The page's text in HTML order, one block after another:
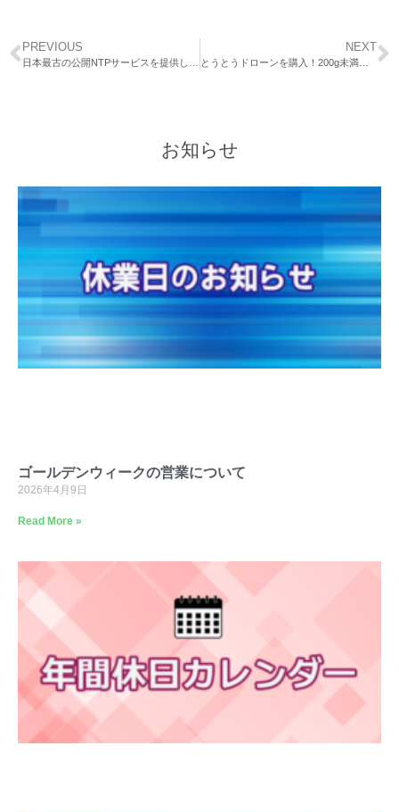
PREVIOUS NEXT
とうとうドローンを購入！200g未満で規制が緩い「はずの」Mavic Miniを手に入れたので飛行可能範囲について調べてみた
お知らせ
ゴールデンウィークの営業について
2026年4月9日
Read More »